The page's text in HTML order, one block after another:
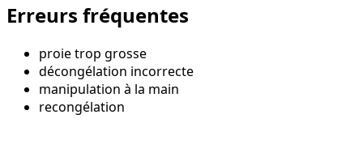
Erreurs fréquentes
proie trop grosse
décongélation incorrecte
manipulation à la main
recongélation